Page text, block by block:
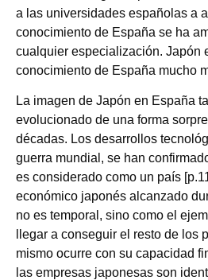
a las universidades españolas a
conocimiento de España se ha
cualquier especialización. Japón
conocimiento de España mucho
La imagen de Japón en España
evolucionado de una forma
décadas. Los desarrollos
guerra mundial, se han
es considerado como un país
económico japonés alcanzado
no es temporal, sino como el
llegar a conseguir el resto de los
mismo ocurre con su capacidad
las empresas japonesas son